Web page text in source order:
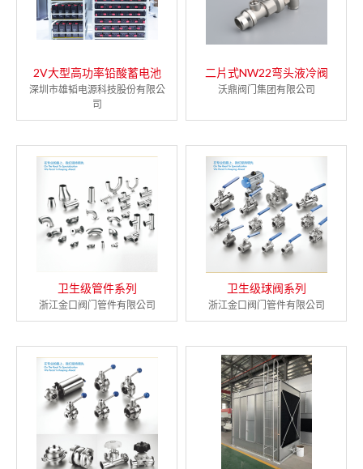
2V大型高功率铅酸蓄电池
深圳市雄韬电源科技股份有限公
司
二片式NW22弯头液冷阀
沃鼎阀门集团有限公司
卫生级管件系列
浙江金口阀门管件有限公司
卫生级球阀系列
浙江金口阀门管件有限公司